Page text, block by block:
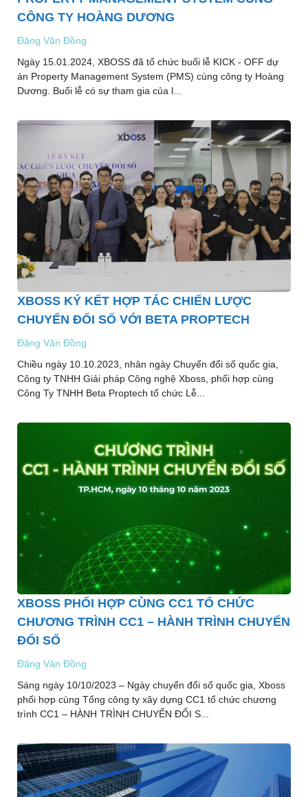
CÔNG TY HOÀNG DƯƠNG
Đặng Văn Đồng
Ngày 15.01.2024, XBOSS đã tổ chức buổi lễ KICK - OFF dự
án Property Management System (PMS) cùng công ty Hoàng
Dương. Buổi lễ có sự tham gia của l...
XBOSS KÝ KẾT HỢP TÁC CHIẾN LƯỢC
CHUYỂN ĐỔI SỐ VỚI BETA PROPTECH
Đặng Văn Đồng
Chiều ngày 10.10.2023, nhân ngày Chuyển đổi số quốc gia,
Công ty TNHH Giải pháp Công nghệ Xboss, phối hợp cùng
Công Ty TNHH Beta Proptech tổ chức Lễ...
XBOSS PHỐI HỢP CÙNG CC1 TỔ CHỨC
CHƯƠNG TRÌNH CC1 – HÀNH TRÌNH CHUYỂN
ĐỔI SỐ
Đặng Văn Đồng
Sáng ngày 10/10/2023 – Ngày chuyển đổi số quốc gia, Xboss
phối hợp cùng Tổng công ty xây dựng CC1 tổ chức chương
trình CC1 – HÀNH TRÌNH CHUYỂN ĐỔI S...